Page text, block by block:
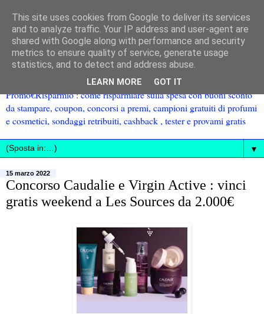
Promo€Risparmio : come risparmiare sulla spesa con buoni sconto
da stampare, coupon, concorsi a premi, campioni gratuiti di profumi
e cosmetici, sondaggi retribuiti, cashback , tester e provami gratis
▼
15 marzo 2022
Concorso Caudalie e Virgin Active : vinci
gratis weekend a Les Sources da 2.000€
This site uses cookies from Google to deliver its services
and to analyze traffic. Your IP address and user-agent are
shared with Google along with performance and security
metrics to ensure quality of service, generate usage
statistics, and to detect and address abuse.
LEARN MORE GOT IT